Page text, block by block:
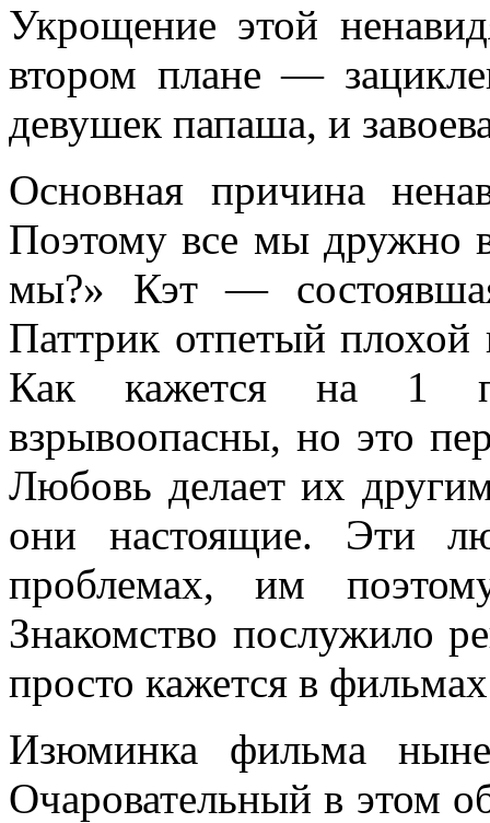
Укрощение этой
втором плане —
девушек папаша, и
Основная причина
Поэтому все мы дружно
мы?» Кэт —
Паттрик отпетый
Как кажется на 1
взрывоопасны, но это
Любовь делает их
они настоящие. Эти
проблемах, им
Знакомство послужило
просто кажется в
Изюминка фильма
Очаровательный в этом